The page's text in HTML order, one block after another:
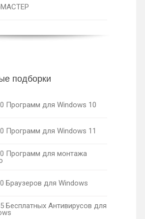
подборки
Программ для Windows 10
Программ для Windows 11
Программ для монтажа
Браузеров для Windows
Бесплатных Антивирусов для